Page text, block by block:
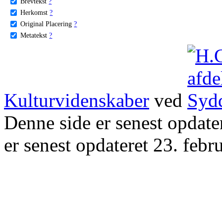
Herkomst ?
Original Placering ?
Metatekst ?
Kulturvidenskaber ved
Denne side er senest
er senest opdateret 23.